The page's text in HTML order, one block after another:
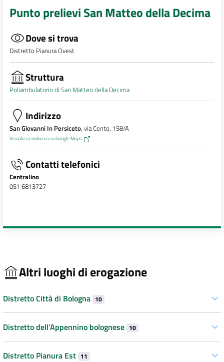
Punto prelievi San Matteo della Decima
Dove si trova
Distretto Pianura Ovest
Struttura
Poliambulatorio di San Matteo della Decima
Indirizzo
San Giovanni In Persiceto, via Cento, 158/A
Visualizza indirizzo su Google Maps
Contatti telefonici
Centralino
051 6813727
Altri luoghi di erogazione
Distretto Città di Bologna 10
Distretto dell’Appennino bolognese 10
Distretto Pianura Est 11